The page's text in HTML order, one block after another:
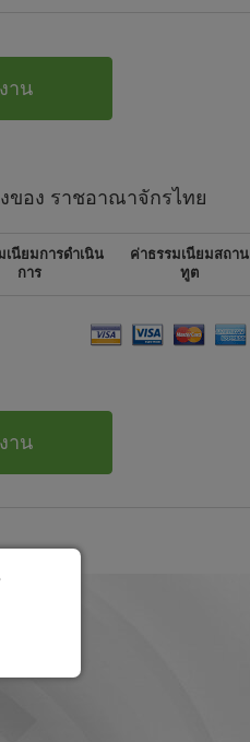
าน
ของ ราชอาณาจักรไทย
เนียมการดำเนิน
การ
ค่าธรรมเนียมสถาน
ทูต
าน